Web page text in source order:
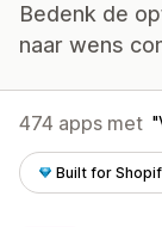
Bedenk de
naar wens
474 apps met
Built for